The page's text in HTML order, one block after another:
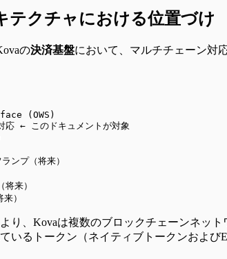
テクチャにおける位置づけ
の決済基盤において、マルチチェーン対
(OWS)
← このドキュメントが対象
ンプ（将来）
来）
）
り、Kovaは複数のブロックチェーンネッ
いるトークン（ネイティブトークンおよび